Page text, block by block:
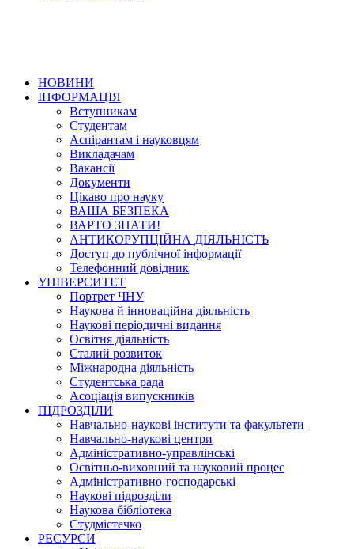
НОВИНИ
ІНФОРМАЦІЯ
Вступникам
Студентам
Аспірантам і науковцям
Викладачам
Вакансії
Документи
Цікаво про науку
ВАША БЕЗПЕКА
ВАРТО ЗНАТИ!
АНТИКОРУПЦІЙНА ДІЯЛЬНІСТЬ
Доступ до публічної інформації
Телефонний довідник
УНІВЕРСИТЕТ
Портрет ЧНУ
Наукова й інноваційна діяльність
Наукові періодичні видання
Освітня діяльність
Сталий розвиток
Міжнародна діяльність
Студентська рада
Асоціація випускників
ПІДРОЗДІЛИ
Навчально-наукові інститути та факультети
Навчально-наукові центри
Адміністративно-управлінські
Освітньо-виховний та науковий процес
Адміністративно-господарські
Наукові підрозділи
Наукова бібліотека
Студмістечко
РЕСУРСИ